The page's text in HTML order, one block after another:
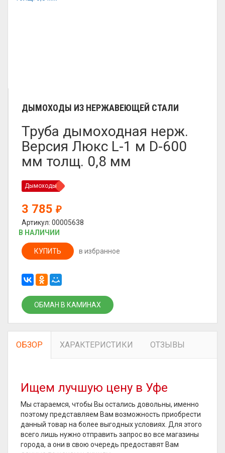
ДЫМОХОДЫ ИЗ НЕРЖАВЕЮЩЕЙ СТАЛИ
Труба дымоходная нерж.
Версия Люкс L-1 м D-600
мм толщ. 0,8 мм
Дымоходы
3 785 ₽
Артикул: 00005638
В НАЛИЧИИ
КУПИТЬ в избранное
ОБМАН В КАМИНАХ
ОБЗОР ХАРАКТЕРИСТИКИ ОТЗЫВЫ
Ищем лучшую цену в Уфе
Мы стараемся, чтобы Вы остались довольны, именно
поэтому представляем Вам возможность приобрести
данный товар на более выгодных условиях. Для этого
всего лишь нужно отправить запрос во все магазины
города, а они в свою очередь предоставят Вам